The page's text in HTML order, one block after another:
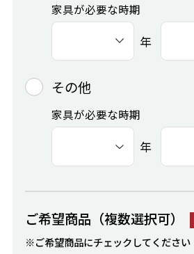
家具が必要な時期
年
その他
家具が必要な時期
年
ご希望商品（複数選択可）
※ご希望商品にチェックしてください